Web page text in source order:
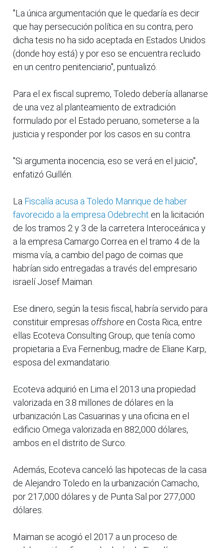
"La única argumentación que le quedaría es decir
que hay persecución política en su contra, pero
dicha tesis no ha sido aceptada en Estados Unidos
(donde hoy está) y por eso se encuentra recluido
en un centro penitenciario", puntualizó.
Para el ex fiscal supremo, Toledo debería allanarse
de una vez al planteamiento de extradición
formulado por el Estado peruano, someterse a la
justicia y responder por los casos en su contra.
"Si argumenta inocencia, eso se verá en el juicio",
enfatizó Guillén.
La Fiscalía acusa a Toledo Manrique de haber
favorecido a la empresa Odebrecht en la licitación
de los tramos 2 y 3 de la carretera Interoceánica y
a la empresa Camargo Correa en el tramo 4 de la
misma vía, a cambio del pago de coimas que
habrían sido entregadas a través del empresario
israelí Josef Maiman.
Ese dinero, según la tesis fiscal, habría servido para
constituir empresas offshore en Costa Rica, entre
ellas Ecoteva Consulting Group, que tenía como
propietaria a Eva Fernenbug, madre de Eliane Karp,
esposa del exmandatario.
Ecoteva adquirió en Lima el 2013 una propiedad
valorizada en 3.8 millones de dólares en la
urbanización Las Casuarinas y una oficina en el
edificio Omega valorizada en 882,000 dólares,
ambos en el distrito de Surco.
Además, Ecoteva canceló las hipotecas de la casa
de Alejandro Toledo en la urbanización Camacho,
por 217,000 dólares y de Punta Sal por 277,000
dólares.
Maiman se acogió el 2017 a un proceso de